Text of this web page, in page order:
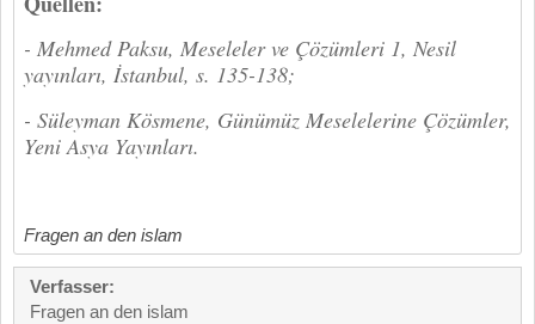
- Mehmed Paksu, Meseleler ve Çözümleri 1, Nesil
yayınları, İstanbul, s. 135-138;
- Süleyman Kösmene, Günümüz Meselelerine Çözümler,
Yeni Asya Yayınları.
Fragen an den islam
Verfasser:
Fragen an den islam